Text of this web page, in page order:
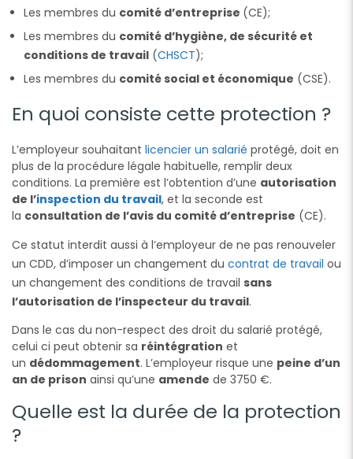
Les membres du comité d’entreprise (CE);
Les membres du comité d’hygiène, de sécurité et
conditions de travail (CHSCT);
Les membres du comité social et économique (CSE).
En quoi consiste cette protection ?
L’employeur souhaitant licencier un salarié protégé, doit en
plus de la procédure légale habituelle, remplir deux
conditions. La première est l’obtention d’une autorisation
de l’inspection du travail, et la seconde est
la consultation de l’avis du comité d’entreprise (CE).
Ce statut interdit aussi à l’employeur de ne pas renouveler
un CDD, d’imposer un changement du contrat de travail ou
un changement des conditions de travail sans
l’autorisation de l’inspecteur du travail.
Dans le cas du non-respect des droit du salarié protégé,
celui ci peut obtenir sa réintégration et
un dédommagement. L’employeur risque une peine d’un
an de prison ainsi qu’une amende de 3750 €.
Quelle est la durée de la protection
?